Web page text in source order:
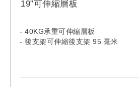
19”可伸縮層板
- 40KG承重可伸縮層板
- 後支架可伸縮後支架 95 毫米